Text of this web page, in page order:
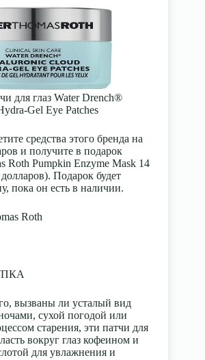
для глаз Water Drench®
Gel Eye Patches
средства этого бренда на
и получите в подарок
Roth Pumpkin Enzyme Mask 14
Подарок будет
пока он есть в наличии.
Roth
вызваны ли усталый вид
сухой погодой или
старения, эти патчи для
вокруг глаз кофеином и
для увлажнения и